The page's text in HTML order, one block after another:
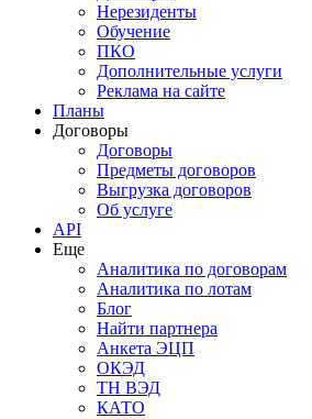
Нерезиденты
Обучение
ПКО
Дополнительные услуги
Реклама на сайте
Планы
Договоры
Договоры
Предметы договоров
Выгрузка договоров
Об услуге
API
Еще
Аналитика по договорам
Аналитика по лотам
Блог
Найти партнера
Анкета ЭЦП
ОКЭД
ТН ВЭД
КАТО